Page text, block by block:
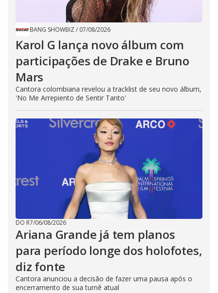
BANG SHOWBIZ / 07/08/2026
Karol G lança novo álbum com
participações de Drake e Bruno
Mars
Cantora colombiana revelou a ​tracklist de seu novo álbum,
'No Me Arrepiento de Sentir Tanto'
DO R7/06/08/2026
Ariana Grande já tem planos
para período longe dos holofotes,
diz fonte
Cantora anunciou a decisão de fazer uma pausa após o
encerramento de sua turnê atual